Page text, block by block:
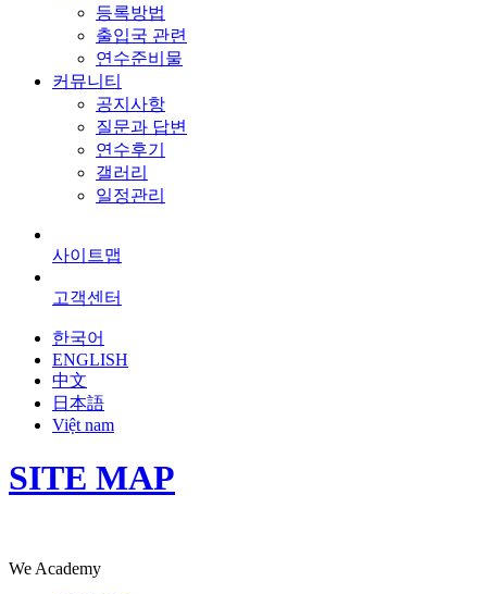
등록방법
출입국 관련
연수준비물
커뮤니티
공지사항
질문과 답변
연수후기
갤러리
일정관리
사이트맵
고객센터
한국어
ENGLISH
中文
日本語
Việt nam
SITE MAP
We Academy